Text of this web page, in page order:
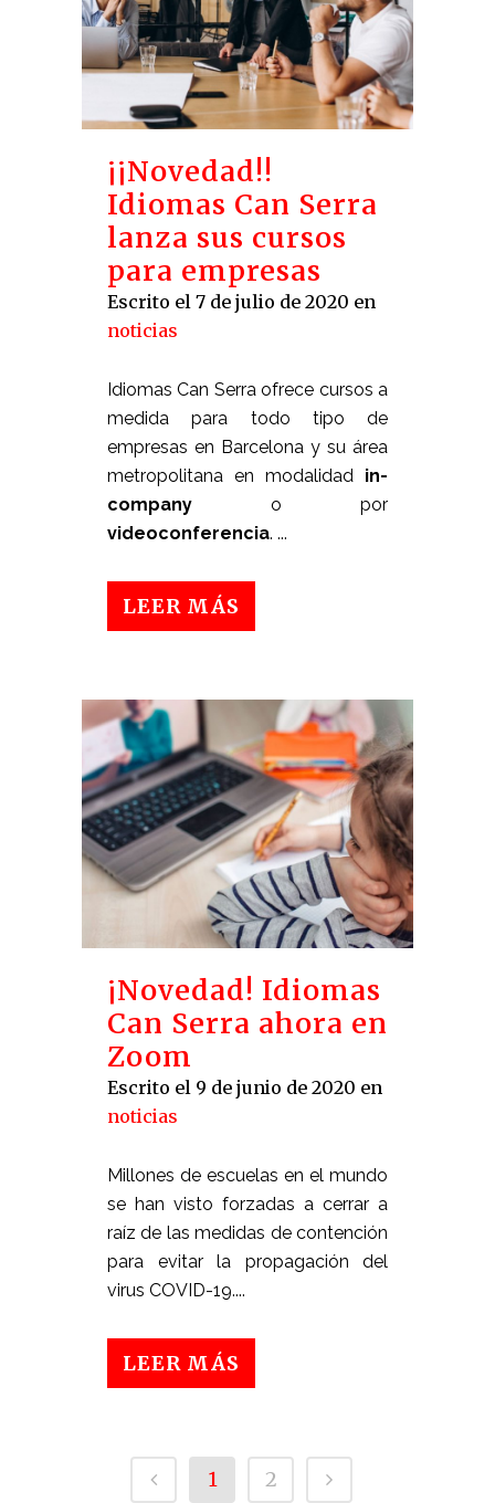
¡¡Novedad!!
Idiomas Can Serra
lanza sus cursos
para empresas
Escrito el 7 de julio de 2020 en
noticias
Idiomas Can Serra ofrece cursos a
medida para todo tipo de
empresas en Barcelona y su área
metropolitana en modalidad in-
company o por
videoconferencia. ...
LEER MÁS
¡Novedad! Idiomas
Can Serra ahora en
Zoom
Escrito el 9 de junio de 2020 en
noticias
Millones de escuelas en el mundo
se han visto forzadas a cerrar a
raíz de las medidas de contención
para evitar la propagación del
virus COVID-19....
LEER MÁS
1 2